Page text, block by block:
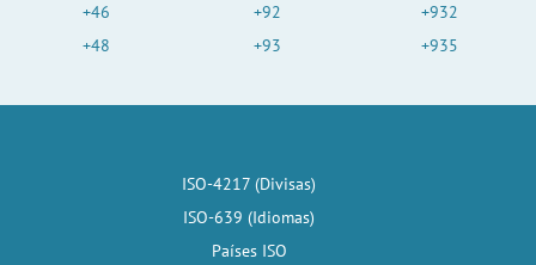
+46
+48
+92
+93
+932
+935
ISO-4217 (Divisas)
ISO-639 (Idiomas)
Países ISO